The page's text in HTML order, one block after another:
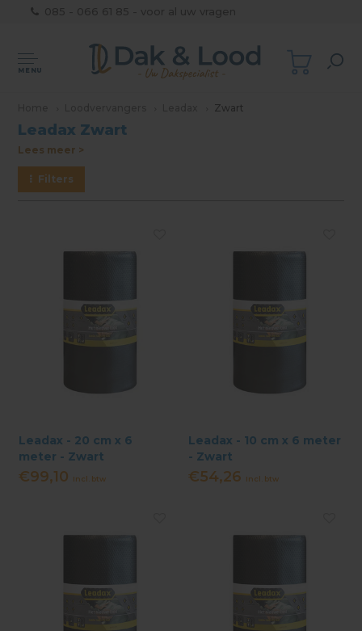
MENU
Zwart
Leadax Zwart
Lees meer >
Filters
Leadax - 20 cm x 6
meter - Zwart
€99,10 Incl. btw
Leadax - 10 cm x 6 meter
- Zwart
€54,26 Incl. btw